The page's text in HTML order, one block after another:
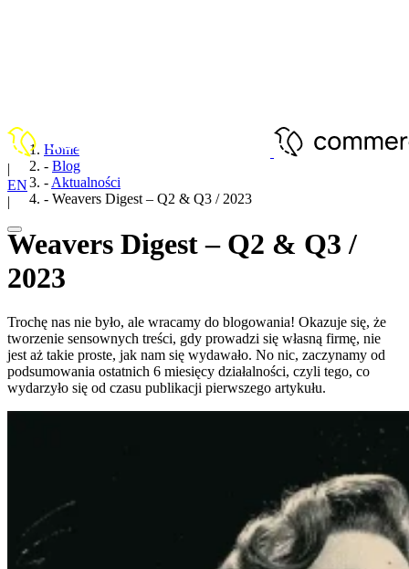
|
EN
|
Home
- Blog
- Aktualności
- Weavers Digest – Q2 & Q3 / 2023
Weavers Digest – Q2 & Q3 /
2023
Trochę nas nie było, ale wracamy do blogowania! Okazuje się, że
tworzenie sensownych treści, gdy prowadzi się własną firmę, nie
jest aż takie proste, jak nam się wydawało. No nic, zaczynamy od
podsumowania ostatnich 6 miesięcy działalności, czyli tego, co
wydarzyło się od czasu publikacji pierwszego artykułu.